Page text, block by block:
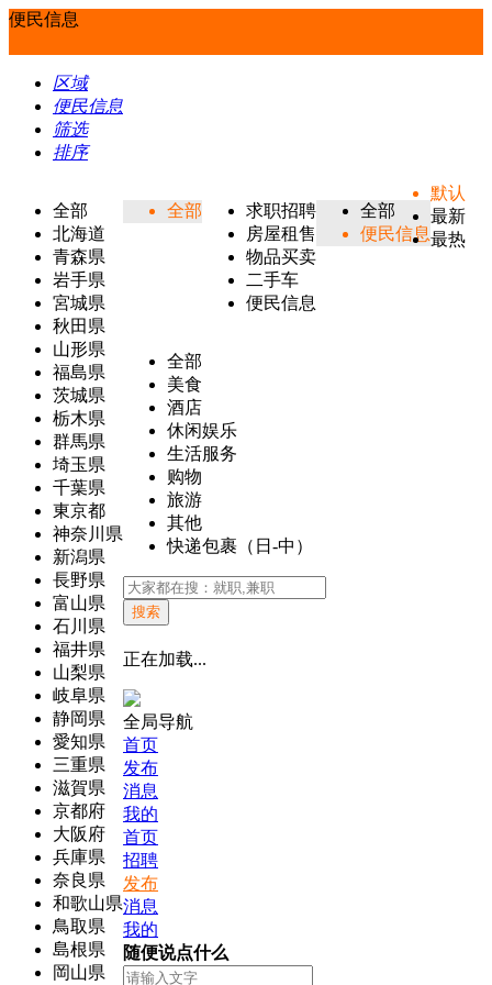
便民信息
区域
便民信息
筛选
排序
全部
北海道
青森県
岩手県
宮城県
秋田県
山形県
福島県
茨城県
栃木県
群馬県
埼玉県
千葉県
東京都
神奈川県
新潟県
長野県
富山県
石川県
福井県
山梨県
岐阜県
静岡県
愛知県
三重県
滋賀県
京都府
大阪府
兵庫県
奈良県
和歌山県
鳥取県
島根県
岡山県
全部
求职招聘
房屋租售
物品买卖
二手车
便民信息
全部
便民信息
全部
美食
酒店
休闲娱乐
生活服务
购物
旅游
其他
快递包裹（日-中）
默认
最新
最热
搜索
正在加载...
全局导航
首页
发布
消息
我的
首页
招聘
发布
消息
我的
随便说点什么